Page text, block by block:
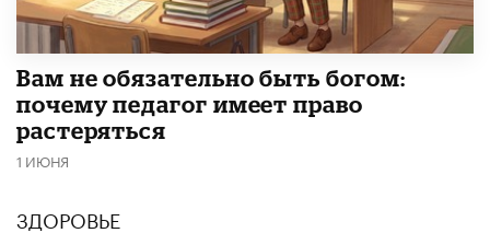
​Вам не обязательно быть богом:
почему педагог имеет право
растеряться
1 ИЮНЯ
ЗДОРОВЬЕ